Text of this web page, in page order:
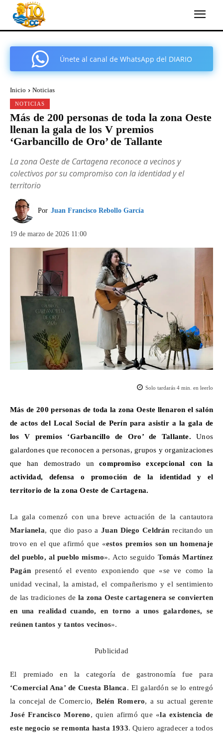
Únete al canal de WhatsApp del DIARIO
Inicio Noticias
NOTICIAS
Más de 200 personas de toda la zona Oeste
llenan la gala de los V premios
‘Garbancillo de Oro’ de Tallante
La zona Oeste de Cartagena reconoce a vecinos y
colectivos por su compromiso con la identidad y el
territorio
Por Juan Francisco Rebollo García
19 de marzo de 2026 11:00
Solo tardarás 4 min. en leerlo
Más de 200 personas de toda la zona Oeste llenaron el salón
de actos del Local Social de Perínpara asistir a la gala de
los V premios ‘Garbancillo de Oro’ de Tallante. Unos
galardones que reconocen a personas, grupos y organizaciones
que han demostrado uncompromiso excepcional con la
actividad, defensa o promoción de la identidad y el
territorio de la zona Oeste de Cartagena.
La gala comenzó con una breve actuación de la cantautora
Marianela, que dio paso aJuan Diego Celdrán recitando un
trovo en el que afirmó que «estos premios son un homenaje
del pueblo, al pueblo mismo». Acto seguido Tomás Martínez
Pagán presentó el evento exponiendo que «se ve como la
unidad vecinal, la amistad, el compañerismo y el sentimiento
de las tradiciones de la zona Oeste cartagenera se convierten
en una realidad cuando, en torno a unos galardones, se
reúnen tantos y tantos vecinos».
Publicidad
El premiado en la categoría de gastronomía fue para
‘Comercial Ana’ de Cuesta Blanca. El galardón se lo entregó
la concejal de Comercio, Belén Romero, a su actual gerente
José Francisco Moreno, quien afirmó que «la existencia de
este negocio se remonta hasta 1933. Quiero agradecer a todos